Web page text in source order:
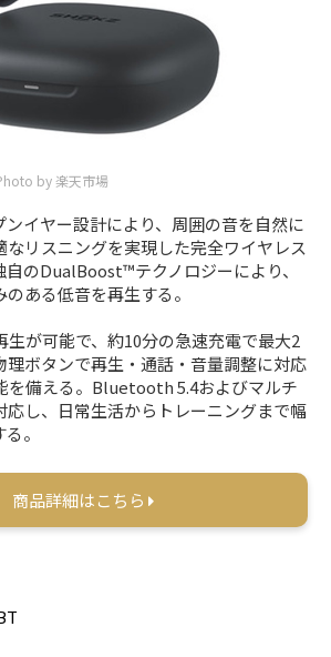
by 楽天市場
ンイヤー設計により、周囲の音を自然に
リスニングを実現した完全ワイヤレス
のDualBoost™テクノロジーにより、
ある低音を再生する。
生が可能で、約10分の急速充電で最大2
理ボタンで再生・通話・音量調整に対応
を備える。Bluetooth 5.4およびマルチ
応し、日常生活からトレーニングまで幅
。
商品詳細はこちら